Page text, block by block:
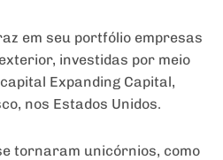
em seu portfólio empresas
investidas por meio
Expanding Capital,
nos Estados Unidos.
tornaram unicórnios, como